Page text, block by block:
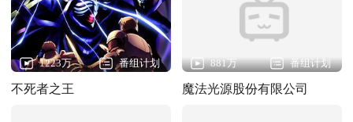
1223万 番组计划
不死者之王
881万 番组计划
魔法光源股份有限公司